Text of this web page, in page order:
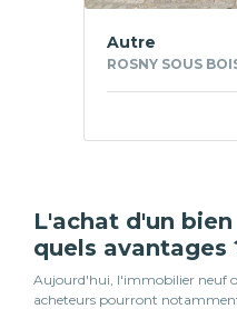
Autre
ROSNY SOUS
L'achat d'un
quels avantages
Aujourd'hui, l'immobilier neuf
acheteurs pourront